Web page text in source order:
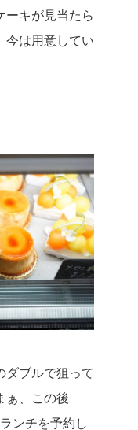
ーキが見当たら
今は用意してい
ダブルで狙って
ぁ、この後
ンチを予約し